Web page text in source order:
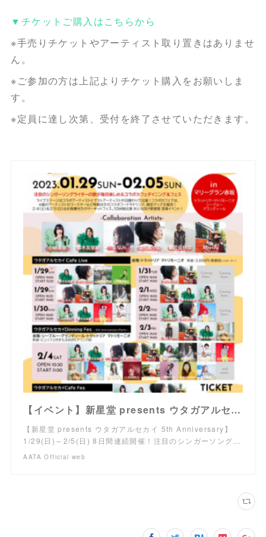
▼チケットご購入はこちらから
※手売りチケットやアーティスト取り置きはありませ
ん。
※ご参加の方は上記よりチケット購入をお願いしま
す。
※定員に達し次第、受付を終了させていただきます。
【イベント】新星堂 presents ウタガアルセカイ 5th Anniversary コラボカフェダイニング＆フェスに AATA 出演決定！
【新星堂 presents ウタガアルセカイ 5th Anniversary】
1/29(日)～2/5(日) 8日間連続開催！注目のシンガーソング…
AATA Official web